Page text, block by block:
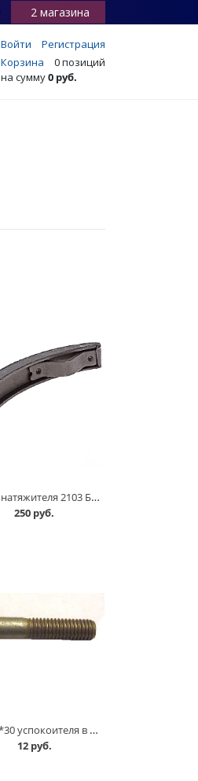
2 магазина
Войти
Регистрация
Корзина
0 позиций
на сумму0 руб.
Башмак натяжителя 2103 Балаково в Омске
250 руб.
Болт М6*30 успокоителя в Омске
12 руб.